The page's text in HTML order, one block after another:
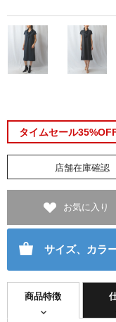
タイムセール
店舗在庫確認
お気に入り
サイズ、カラ
商品特徴